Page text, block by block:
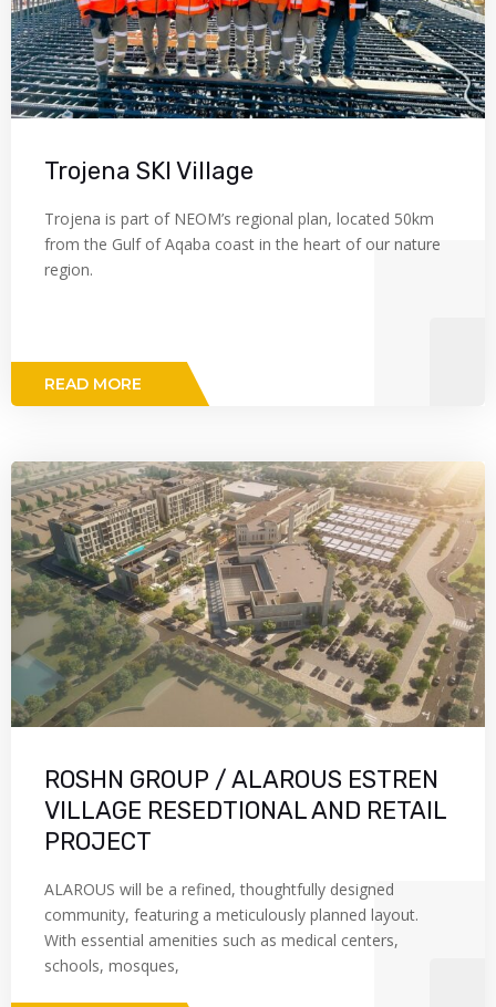
Trojena SKI Village
Trojena is part of NEOM’s regional plan, located 50km
from the Gulf of Aqaba coast in the heart of our nature
region.
READ MORE
ROSHN GROUP / ALAROUS ESTREN
VILLAGE RESEDTIONAL AND RETAIL
PROJECT
ALAROUS will be a refined, thoughtfully designed
community, featuring a meticulously planned layout.
With essential amenities such as medical centers,
schools, mosques,